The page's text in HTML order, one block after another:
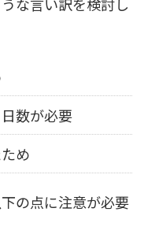
数が必要
め
の点に注意が必要